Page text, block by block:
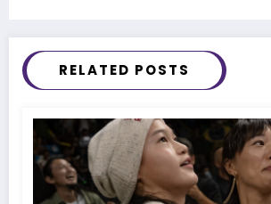
RELATED POSTS